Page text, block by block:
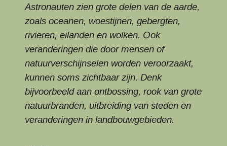
Astronauten zien grote delen van de aarde,
zoals oceanen, woestijnen, gebergten,
rivieren, eilanden en wolken. Ook
veranderingen die door mensen of
natuurverschijnselen worden veroorzaakt,
kunnen soms zichtbaar zijn. Denk
bijvoorbeeld aan ontbossing, rook van grote
natuurbranden, uitbreiding van steden en
veranderingen in landbouwgebieden.